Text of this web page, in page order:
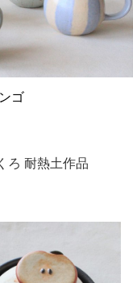
ゴ
ろ 耐熱土作品